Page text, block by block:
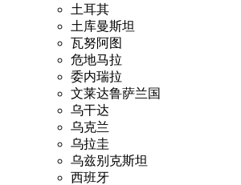
土耳其
土库曼斯坦
瓦努阿图
危地马拉
委内瑞拉
文莱达鲁萨兰国
乌干达
乌克兰
乌拉圭
乌兹别克斯坦
西班牙